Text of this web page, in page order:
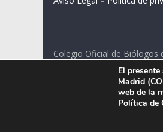
Colegio Oficial de Biólogos
C/ Santa Engracia 108, 2º
El
Madrid
web de la
Política de